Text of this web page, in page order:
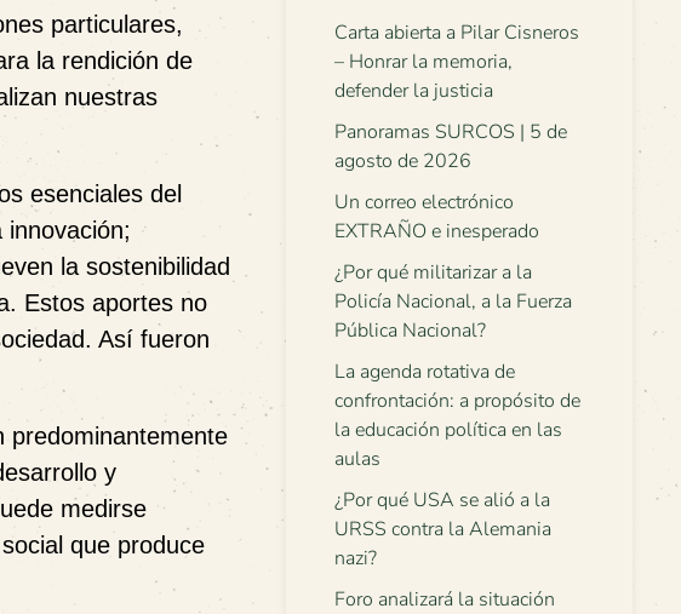
particulares,
la rendición de
nuestras
esenciales del
la sostenibilidad
Estos aportes no
Así fueron
predominantemente
y
medirse
que produce
Carta abierta a Pilar Cisneros
– Honrar la memoria,
defender la justicia
Panoramas SURCOS | 5 de
agosto de 2026
Un correo electrónico
EXTRAÑO e inesperado
¿Por qué militarizar a la
Policía Nacional, a la Fuerza
Pública Nacional?
La agenda rotativa de
confrontación: a propósito de
la educación política en las
aulas
¿Por qué USA se alió a la
URSS contra la Alemania
nazi?
Foro analizará la situación